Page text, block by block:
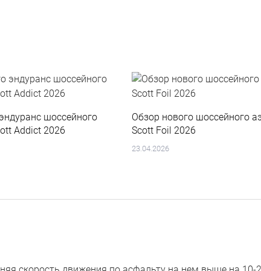
шоссейного
Addict 2026
Обзор нового шоссейного
Scott Foil 2026
23.04.2026